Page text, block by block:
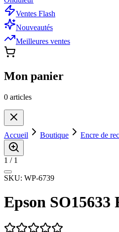
Ventes Flash
Nouveautés
Meilleures ventes
Mon panier
0 articles
Accueil Boutique Encre de
1 / 1
SKU: WP-6739
Epson